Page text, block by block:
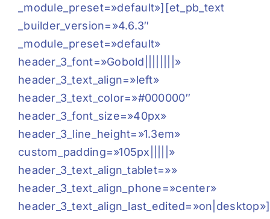
_module_preset=»default»][et_pb_text
_builder_version=»4.6.3″
_module_preset=»default»
header_3_font=»Gobold||||||||»
header_3_text_align=»left»
header_3_text_color=»#000000″
header_3_font_size=»40px»
header_3_line_height=»1.3em»
custom_padding=»105px|||||»
header_3_text_align_tablet=»»
header_3_text_align_phone=»center»
header_3_text_align_last_edited=»on|desktop»]